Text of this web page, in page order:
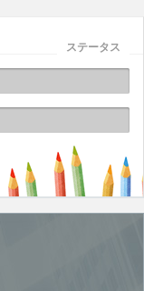
ステータス